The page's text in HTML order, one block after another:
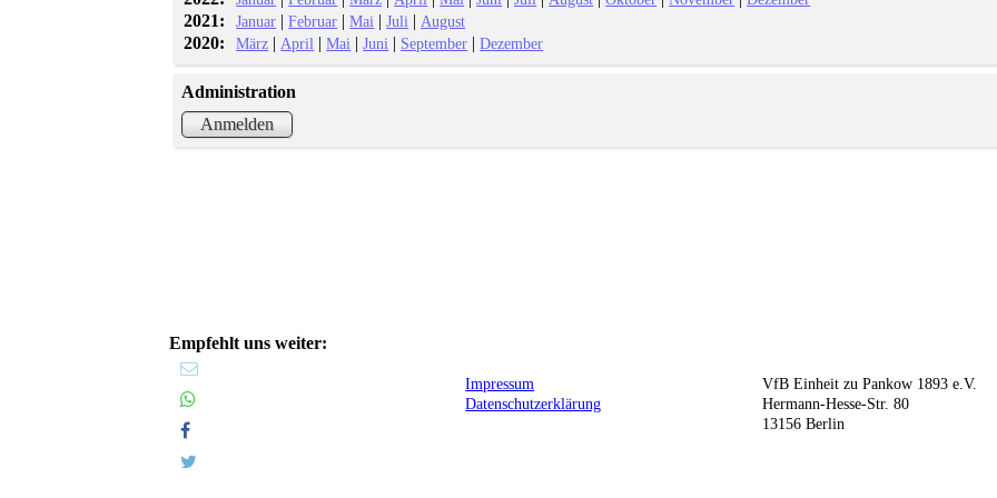
2021: Januar |Februar |Mai |Juli | August
2020: März | April |Mai |Juni | September |Dezember
Administration
Anmelden
Empfehlt uns weiter:
Impressum
Datenschutzerklärung
VfB Einheit zu Pankow 1893 e.V.
Hermann-Hesse-Str. 80
13156 Berlin